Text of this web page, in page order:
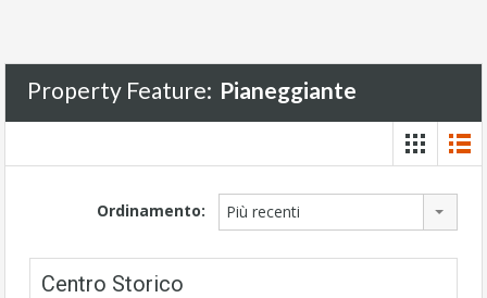
Property Feature: Pianeggiante
Ordinamento: Più recenti
Centro Storico